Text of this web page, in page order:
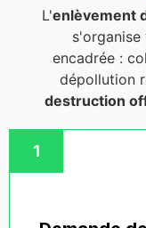
L'enlèvement
encadrée :
dépollution
destruction
1